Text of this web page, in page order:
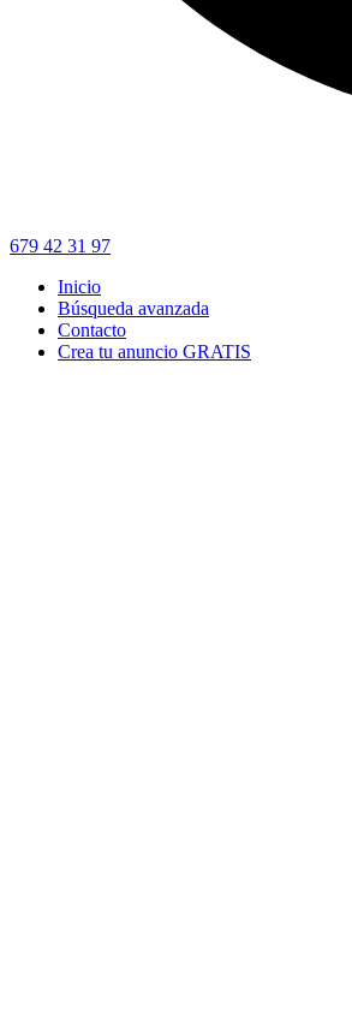
679 42 31 97
Inicio
Búsqueda avanzada
Contacto
Crea tu anuncio GRATIS